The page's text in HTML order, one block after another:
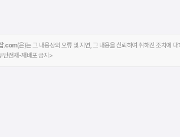
.com(은)는 그 내용상의 오류 및 지연, 그 내용을 신뢰하여 취해진 조치에
단전재-재배포 금지>